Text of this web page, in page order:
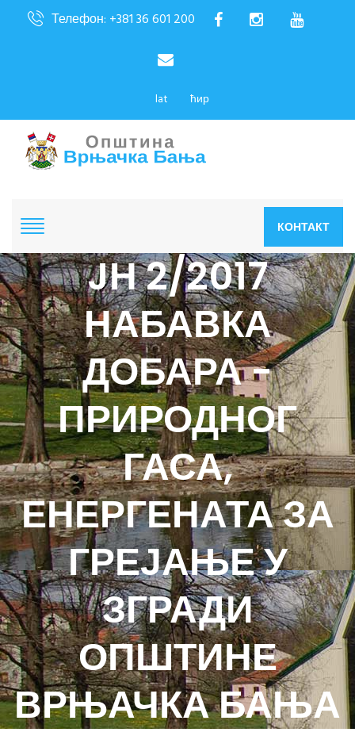
Телефон: +381 36 601 200
lat ћир
КОНТАКТ
JН 2/2017
НАБАВКА
ДОБАРА -
ПРИРОДНОГ
ГАСА,
ЕНЕРГЕНАТА ЗА
ГРЕЈАЊЕ У
ЗГРАДИ
ОПШТИНЕ
ВРЊАЧКА БАЊА